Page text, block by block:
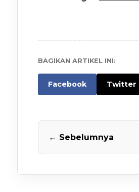
BAGIKAN ARTIKEL INI:
Facebook Twitter
← Sebelumnya